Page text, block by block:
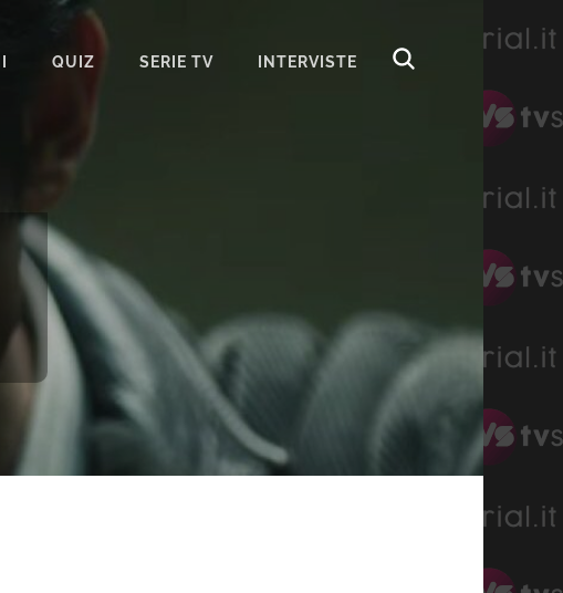
QUIZ SERIE TV INTERVISTE